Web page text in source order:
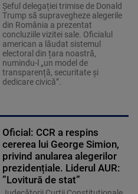
Șeful delegației trimise de Donald
Trump să supravegheze alegerile
din România a prezentat
concluziile vizitei sale. Oficialul
american a lăudat sistemul
electoral din țara noastră,
numindu-l „un model de
transparență, securitate și
dedicare civică”.
Oficial: CCR a respins
cererea lui George Simion,
privind anularea alegerilor
prezidențiale. Liderul AUR:
”Lovitură de stat”